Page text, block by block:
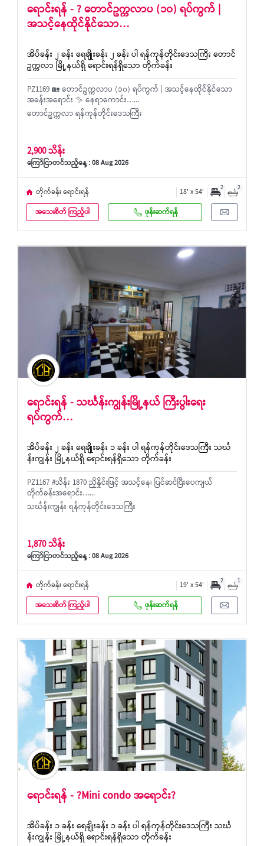
ရောင်းရန် - ? တောင်ဥက္ကလာပ (၁၀) ရပ်ကွက် |
အသင့်နေထိုင်နိုင်သော…
အိပ်ခန်း ၂ ခန်း ရေချိုးခန်း ၂ ခန်း ပါ ရန်ကုန်တိုင်းဒေသကြီး တောင်
ဥက္ကလာ မြို့နယ်ရှိ ရောင်းရန်ရှိသော တိုက်ခန်း
PZ1169 🏡 တောင်ဥက္ကလာပ (၁၀) ရပ်ကွက် | အသင့်နေထိုင်နိုင်သော
အခန်းအရောင်း ✨ နေရာကောင်း…...
တောင်ဥက္ကလာ ရန်ကုန်တိုင်းဒေသကြီး
2,900 သိန်း
ကြော်ငြာတင်သည့်နေ့ : 08 Aug 2026
တိုက်ခန်း ရောင်းရန် 18' x 54' 2 2
အသေးစိတ် ကြည့်ပါ ဖုန်းဆက်ရန်
ရောင်းရန် - သင်္ဃန်းကျွန်းမြို့နယ် ကြီးပွါးရေး
ရပ်ကွက်…
အိပ်ခန်း ၂ ခန်း ရေချိုးခန်း ၁ ခန်း ပါ ရန်ကုန်တိုင်းဒေသကြီး သင်္ဃ
န်းကျွန်း မြို့နယ်ရှိ ရောင်းရန်ရှိသော တိုက်ခန်း
PZ1167 #သိန်း 1870 ညှိနှိုင်းဖြင့် အသင့်နေ၊ ပြင်ဆင်ပြီးပေကျယ်
တိုက်ခန်းအရောင်း…...
သင်္ဃန်းကျွန်း ရန်ကုန်တိုင်းဒေသကြီး
1,870 သိန်း
ကြော်ငြာတင်သည့်နေ့ : 08 Aug 2026
တိုက်ခန်း ရောင်းရန် 19' x 54' 2 1
အသေးစိတ် ကြည့်ပါ ဖုန်းဆက်ရန်
ရောင်းရန် - ?Mini condo အရောင်း?
အိပ်ခန်း ၁ ခန်း ရေချိုးခန်း ၁ ခန်း ပါ ရန်ကုန်တိုင်းဒေသကြီး သင်္ဃ
န်းကျွန်း မြို့နယ်ရှိ ရောင်းရန်ရှိသော တိုက်ခန်း